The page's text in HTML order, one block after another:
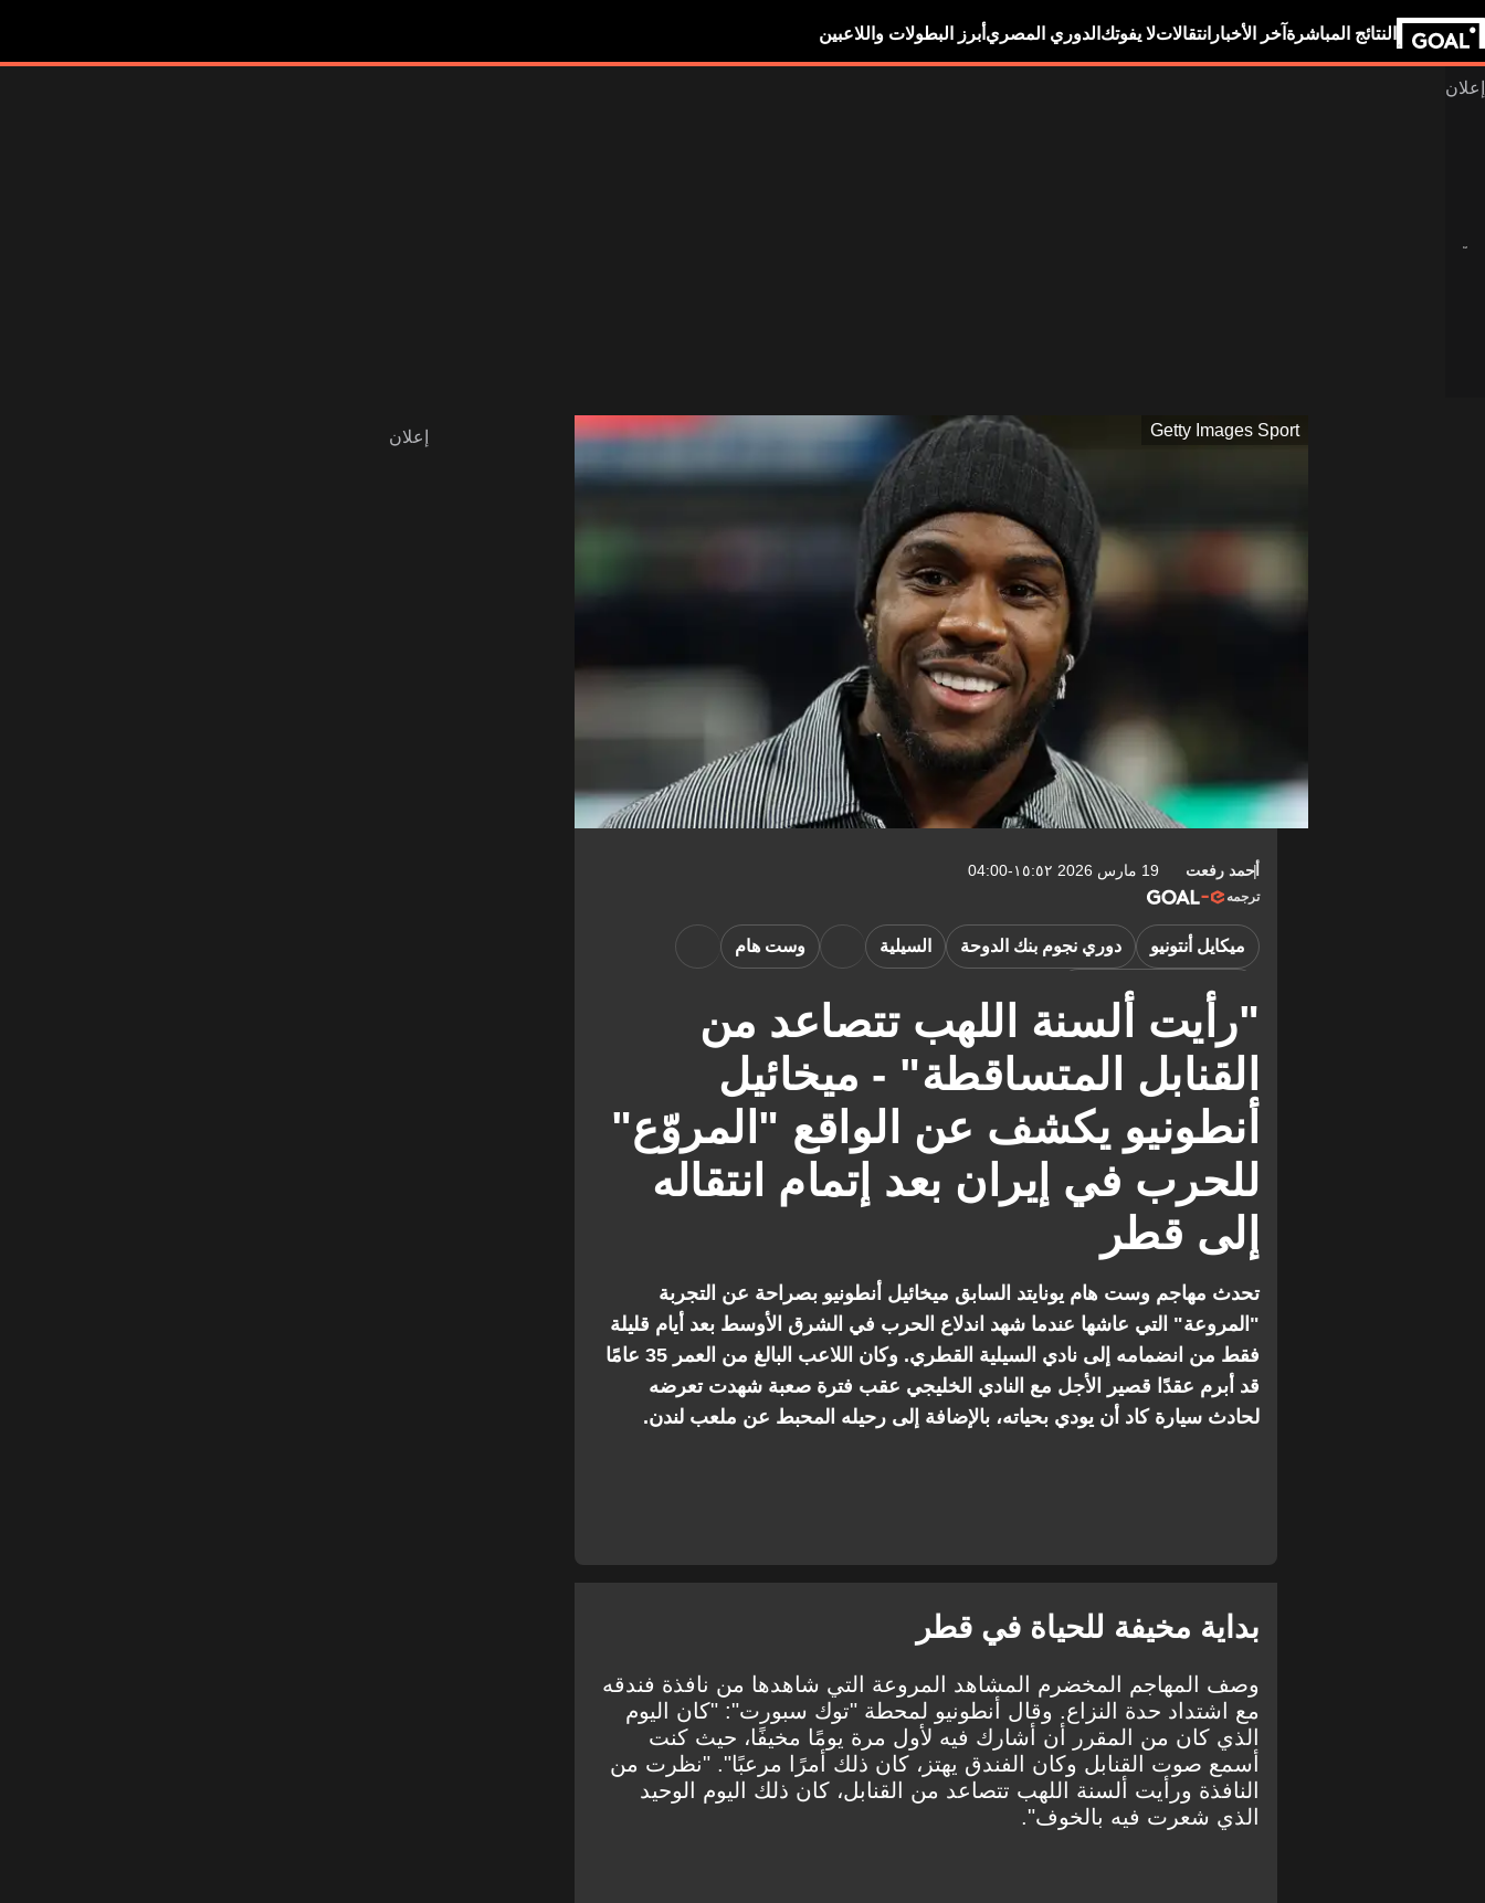
النتائج المباشرة آخر الأخبار انتقالاتلا يفوتك الدوري المصري أبرز البطولات واللاعبين
Getty Images Sport
أحمد رفعت 19 مارس 2026 ١٥:٥٢-04:00
ترجمه
"رأيت ألسنة اللهب تتصاعد من
القنابل المتساقطة" - ميخائيل
أنطونيو يكشف عن الواقع "المروّع"
للحرب في إيران بعد إتمام انتقاله
إلى قطر
ميكايل أنتونيو دوري نجوم بنك الدوحة السيلية وست هام
الدوري الإنجليزي الممتاز
تحدث مهاجم وست هام يونايتد السابق ميخائيل أنطونيو بصراحة عن التجربة
"المروعة" التي عاشها عندما شهد اندلاع الحرب في الشرق الأوسط بعد أيام قليلة
فقط من انضمامه إلى نادي السيلية القطري. وكان اللاعب البالغ من العمر 35 عامًا
قد أبرم عقدًا قصير الأجل مع النادي الخليجي عقب فترة صعبة شهدت تعرضه
لحادث سيارة كاد أن يودي بحياته، بالإضافة إلى رحيله المحبط عن ملعب لندن.
بداية مخيفة للحياة في قطر
وصف المهاجم المخضرم المشاهد المروعة التي شاهدها من نافذة فندقه
مع اشتداد حدة النزاع. وقال أنطونيو لمحطة "توك سبورت": "كان اليوم
الذي كان من المقرر أن أشارك فيه لأول مرة يومًا مخيفًا، حيث كنت
أسمع صوت القنابل وكان الفندق يهتز، كان ذلك أمرًا مرعبًا". "نظرت من
النافذة ورأيت ألسنة اللهب تتصاعد من القنابل، كان ذلك اليوم الوحيد
الذي شعرت فيه بالخوف".